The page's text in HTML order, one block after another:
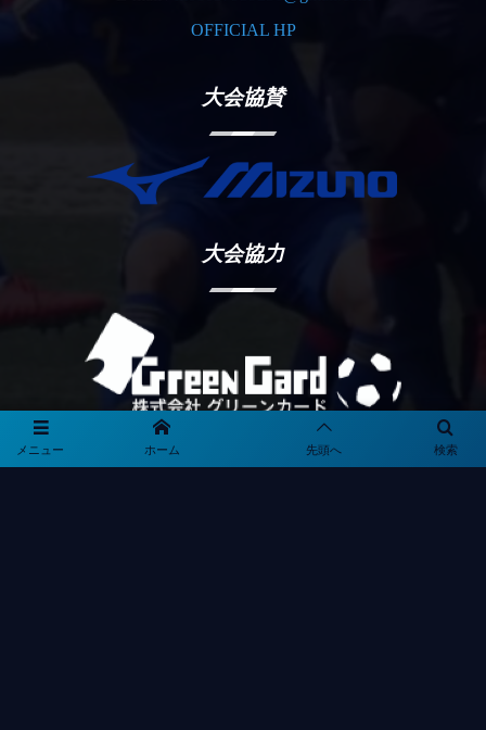
メニュー 検索
ホーム 先頭へ
OFFICIAL HP
大会協賛
大会協力